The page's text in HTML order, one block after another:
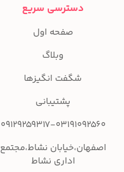
دسترسی سریع
صفحه اول
وبلاگ
شگفت انگیزها
پشتیبانی
09129259317-03191092560
اصفهان،خیابان نشاط،مجتمع
اداری نشاط